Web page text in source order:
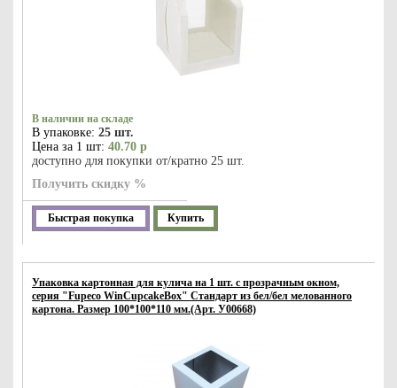
В наличии на складе
В упаковке: 25 шт.
Цена за 1 шт: 40.70 р
доступно для покупки от/кратно 25 шт.
Получить скидку %
Быстрая покупка Купить
Упаковка картонная для кулича на 1 шт. с прозрачным окном,
серия "Fupeco WinCupcakeBox" Стандарт из бел/бел мелованного
картона. Размер 100*100*110 мм.(Арт. У00668)